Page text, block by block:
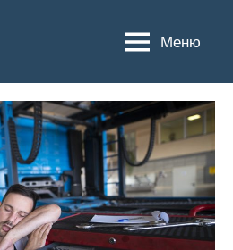
Меню